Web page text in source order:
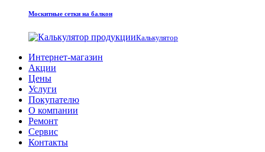
Москитные сетки на балкон
Калькулятор
Интернет-магазин
Акции
Цены
Услуги
Покупателю
О компании
Ремонт
Сервис
Контакты